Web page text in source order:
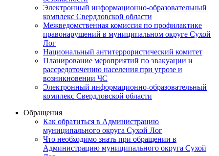
Электронный информационно-образовательный
комплекс Cвердловской области
Межведомственная комиссия по профилактике
правонарушений в муниципальном округе Сухой
Лог
Национальный антитеррористический комитет
Планирование мероприятий по эвакуации и
рассредоточению населения при угрозе и
возникновении ЧС
Электронный информационно-образовательный
комплекс Свердловской области
Обращения
Как обратиться в Администрацию
муниципального округа Сухой Лог
Что необходимо знать при обращении в
Администрацию муниципального округа Сухой